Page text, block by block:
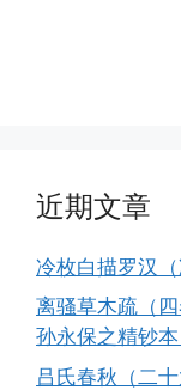
近期文章
冷枚白描罗汉
离骚草木疏（
孙永保之精钞本
吕氏春秋（二